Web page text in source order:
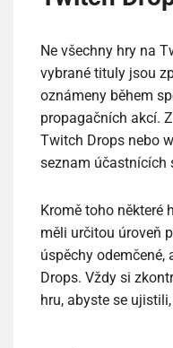
Ne všechny hry na
vybrané tituly jsou
oznámeny během
propagačních akcí.
Twitch Drops nebo
seznam účastnících
Kromě toho některé
měli určitou úroveň
úspěchy
Drops. Vždy si
hru, abyste se